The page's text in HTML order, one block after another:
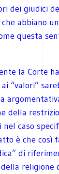
dei giudici
che abbiano
questa
la Corte
“valori”
della
nel caso
è che così
di
religione